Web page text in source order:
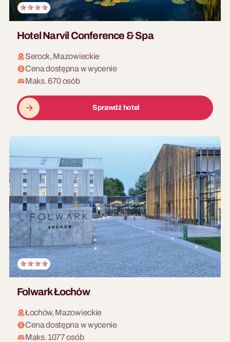
Hotel Narvil Conference & Spa
Serock, Mazowieckie
Cena dostępna w wycenie
Maks. 670 osób
Sprawdź hotel
Folwark Łochów
Łochów, Mazowieckie
Cena dostępna w wycenie
Maks. 1077 osób